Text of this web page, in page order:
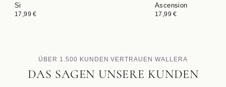
Si
17,99 €
Im Set bis −50 %
Ascension
17,99 €
ÜBER 1.500 KUNDEN VERTRAUEN WALLERA
DAS SAGEN UNSERE KUNDEN